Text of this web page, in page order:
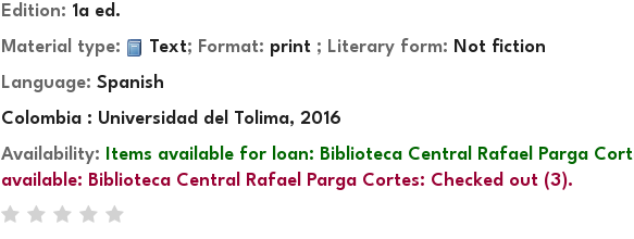
Edition: 1a ed.
Material type:
Text; Format: print ; Literary form: Not fiction
Language: Spanish
Colombia : Universidad del Tolima, 2016
Availability:
Items available for loan: Biblioteca Central Rafael Parga
available: Biblioteca Central Rafael Parga Cortes: Checked out (3).